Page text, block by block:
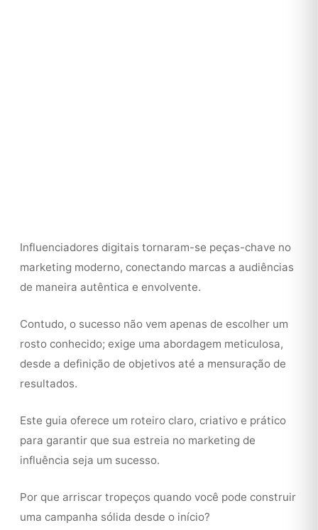
Influenciadores digitais tornaram-se peças-chave no
marketing moderno, conectando marcas a audiências
de maneira autêntica e envolvente.
Contudo, o sucesso não vem apenas de escolher um
rosto conhecido; exige uma abordagem meticulosa,
desde a definição de objetivos até a mensuração de
resultados.
Este guia oferece um roteiro claro, criativo e prático
para garantir que sua estreia no marketing de
influência seja um sucesso.
Por que arriscar tropeços quando você pode construir
uma campanha sólida desde o início?